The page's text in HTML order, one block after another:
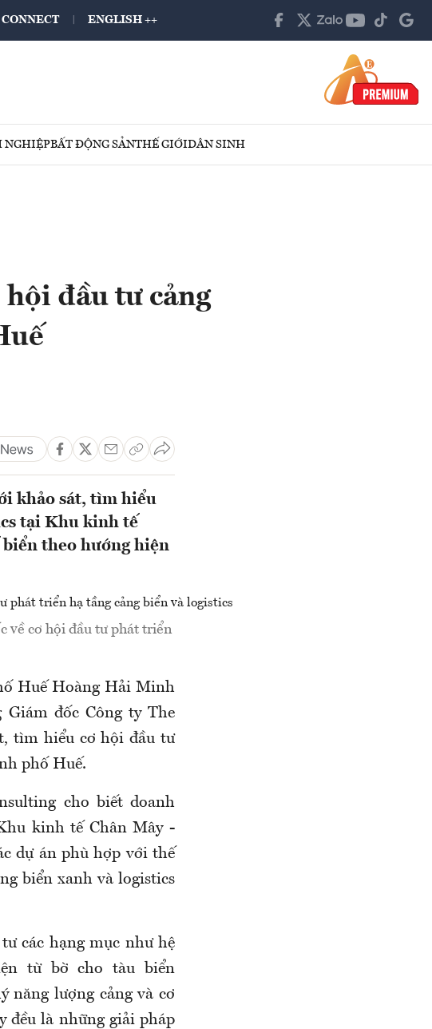
ENGLISH ++
NGHIỆPBẤT ĐỘNG SẢNTHẾ GIỚIDÂN SINH
đầu tư cảng
khảo sát, tìm hiểu
tại Khu kinh tế
theo hướng hiện
về cơ hội đầu tư phát triển
Huế Hoàng Hải Minh
đốc Công ty The
tìm hiểu cơ hội đầu tư
phố Huế.
cho biết doanh
kinh tế Chân Mây -
dự án phù hợp với thế
biển xanh và logistics
các hạng mục như hệ
từ bờ cho tàu biển
năng lượng cảng và cơ
đều là những giải pháp